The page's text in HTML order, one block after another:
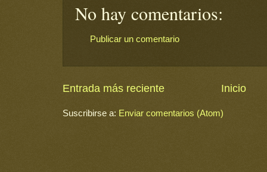
No hay comentarios:
Publicar un comentario
Entrada más reciente Inicio
Suscribirse a: Enviar comentarios (Atom)